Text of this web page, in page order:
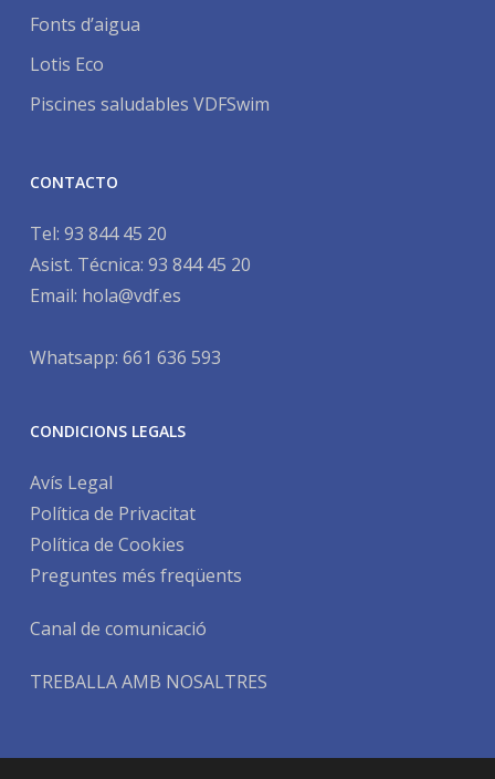
Fonts d’aigua
Lotis Eco
Piscines saludables VDFSwim
CONTACTO
Tel: 93 844 45 20
Asist. Técnica: 93 844 45 20
Email: hola@vdf.es
Whatsapp: 661 636 593
CONDICIONS LEGALS
Avís Legal
Política de Privacitat
Política de Cookies
Preguntes més freqüents
Canal de comunicació
TREBALLA AMB NOSALTRES